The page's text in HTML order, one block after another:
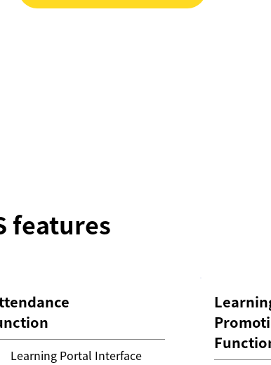
features
Learning Portal Interface